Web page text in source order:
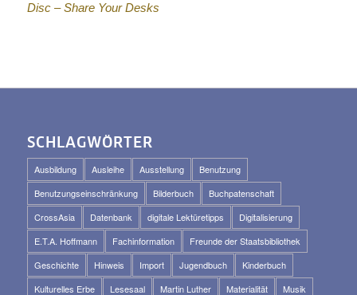
Disc – Share Your Desks
SCHLAGWÖRTER
Ausbildung Ausleihe Ausstellung
Benutzung
Benutzungseinschränkung
Bilderbuch
Buchpatenschaft
CrossAsia
Datenbank digitale Lektüretipps
Digitalisierung
E.T.A. Hoffmann
Fachinformation
Freunde der Staatsbibliothek
Geschichte
Hinweis Import Jugendbuch
Kinderbuch
Kulturelles Erbe
Lesesaal Martin Luther Materialität
Musik